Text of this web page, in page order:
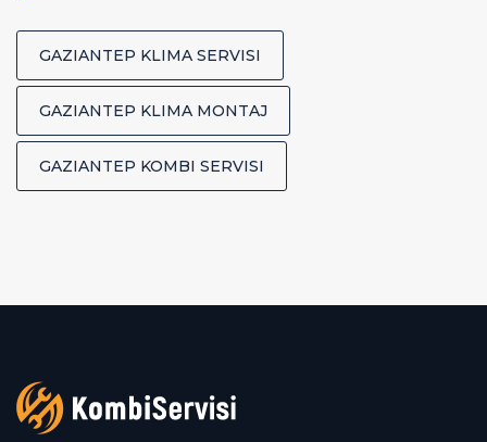
GAZIANTEP KLIMA SERVISI
GAZIANTEP KLIMA MONTAJ
GAZIANTEP KOMBI SERVISI